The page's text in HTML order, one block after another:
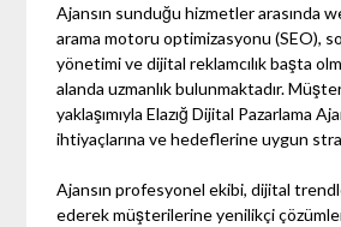
Ajansın sunduğu hizmetler arasında
arama motoru optimizasyonu (SEO),
yönetimi ve dijital reklamcılık başta
alanda uzmanlık bulunmaktadır.
yaklaşımıyla Elazığ Dijital Pazarlama
ihtiyaçlarına ve hedeflerine uygun
Ajansın profesyonel ekibi, dijital
ederek müşterilerine yenilikçi